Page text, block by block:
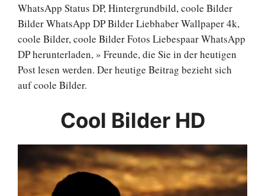
WhatsApp Status DP, Hintergrundbild, coole Bilder
Bilder WhatsApp DP Bilder Liebhaber Wallpaper 4k,
coole Bilder, coole Bilder Fotos Liebespaar WhatsApp
DP herunterladen, » Freunde, die Sie in der heutigen
Post lesen werden. Der heutige Beitrag bezieht sich
auf coole Bilder.
Cool Bilder HD